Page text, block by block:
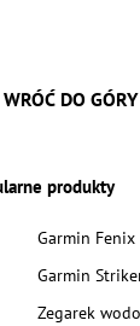
WRÓĆ DO GÓRY
produkty
Garmin Fenix
Garmin
Zegarek